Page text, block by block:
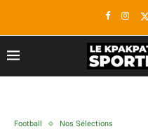
Football Nos Sélections